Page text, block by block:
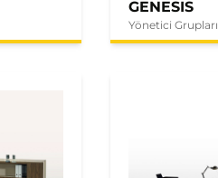
GENESIS
Yönetici Grupları